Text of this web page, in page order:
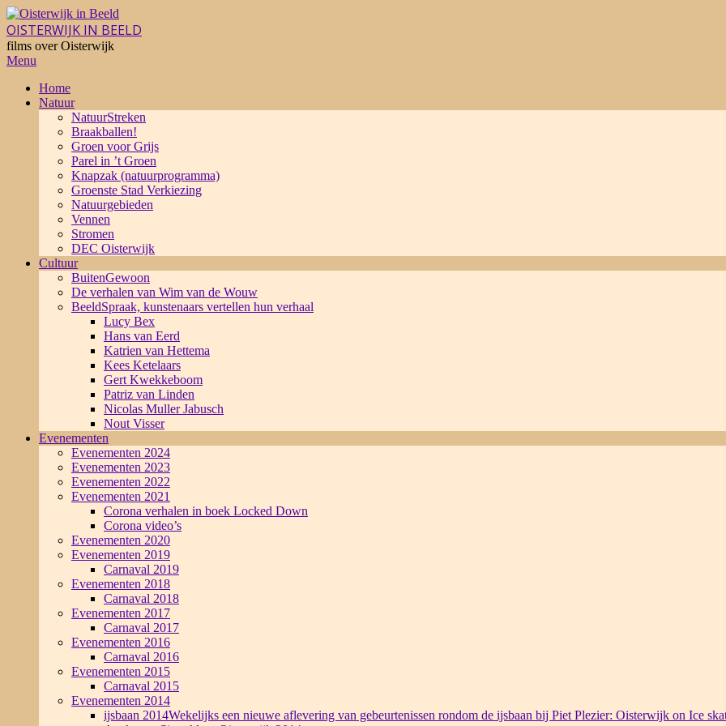
Skip
to
content
OISTERWIJK IN BEELD
films over Oisterwijk
Primary
Menu
Menu
Home
Natuur
NatuurStreken
Braakballen!
Groen voor Grijs
Parel in ’t Groen
Knapzak (natuurprogramma)
Groenste Stad Verkiezing
Natuurgebieden
Vennen
Stromen
DEC Oisterwijk
Cultuur
BuitenGewoon
De verhalen van Wim van de Wouw
BeeldSpraak, kunstenaars vertellen hun verhaal
Lucy Bex
Hans van Eerd
Katrien van Hettema
Kees Ketelaars
Gert Kwekkeboom
Patriz van Linden
Nicolas Muller Jabusch
Nout Visser
Evenementen
Evenementen 2024
Evenementen 2023
Evenementen 2022
Evenementen 2021
Corona verhalen in boek Locked Down
Corona video’s
Evenementen 2020
Evenementen 2019
Carnaval 2019
Evenementen 2018
Carnaval 2018
Evenementen 2017
Carnaval 2017
Evenementen 2016
Carnaval 2016
Evenementen 2015
Carnaval 2015
Evenementen 2014
ijsbaan 2014Wekelijks een nieuwe aflevering van gebeurtenissen rondom de ijsbaan bij Piet Plezier: Oisterwijk on Ice